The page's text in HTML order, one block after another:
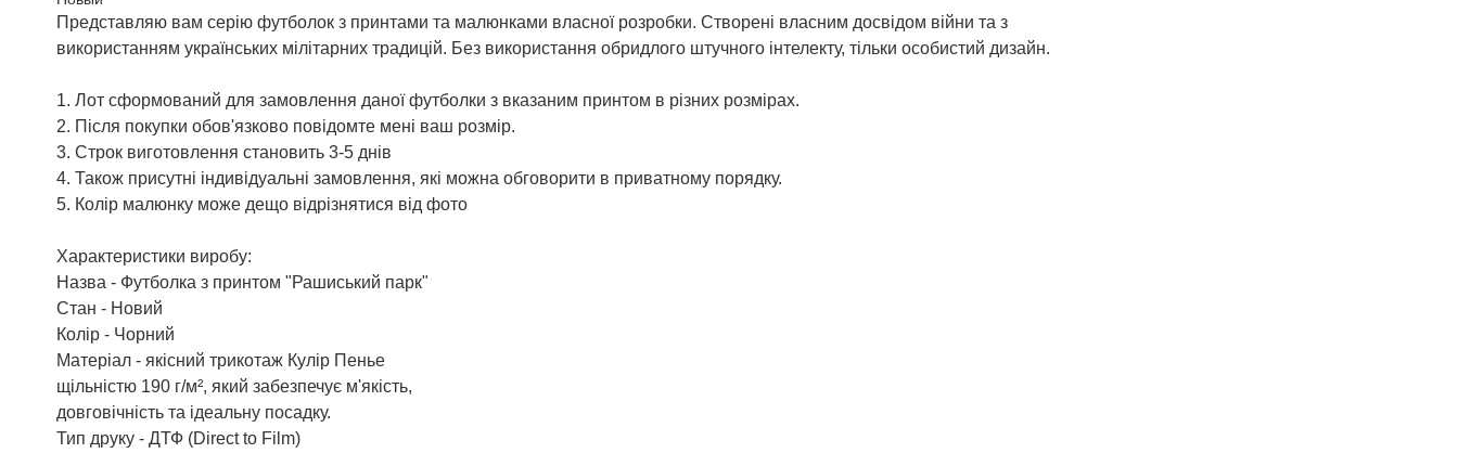
Представляю вам серію футболок з принтами та малюнками власної розробки. Створені власним досвідом війни та з
використанням українських мілітарних традицій. Без використання обридлого штучного інтелекту, тільки особистий дизайн.
1. Лот сформований для замовлення даної футболки з вказаним принтом в різних розмірах.
2. Після покупки обов'язково повідомте мені ваш розмір.
3. Строк виготовлення становить 3-5 днів
4. Також присутні індивідуальні замовлення, які можна обговорити в приватному порядку.
5. Колір малюнку може дещо відрізнятися від фото
Характеристики виробу:
Назва - Футболка з принтом "Рашиський парк"
Стан - Новий
Колір - Чорний
Матеріал - якісний трикотаж Кулір Пенье
щільністю 190 г/м², який забезпечує м'якість,
довговічність та ідеальну посадку.
Тип друку - ДТФ (Direct to Film)